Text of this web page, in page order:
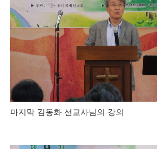
마지막 김동화 선교사님의 강의